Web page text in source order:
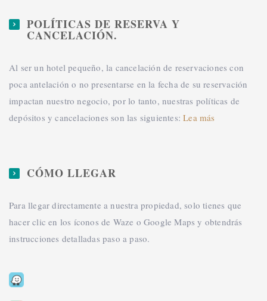
POLÍTICAS DE RESERVA Y
CANCELACIÓN.
Al ser un hotel pequeño, la cancelación de reservaciones con
poca antelación o no presentarse en la fecha de su reservación
impactan nuestro negocio, por lo tanto, nuestras políticas de
depósitos y cancelaciones son las siguientes:Lea más
CÓMO LLEGAR
Para llegar directamente a nuestra propiedad, solo tienes que
hacer clic en los íconos de Waze o Google Maps y obtendrás
instrucciones detalladas paso a paso.